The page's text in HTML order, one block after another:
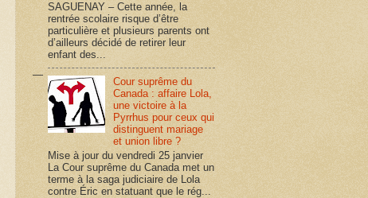
SAGUENAY – Cette année, la
rentrée scolaire risque d’être
particulière et plusieurs parents ont
d’ailleurs décidé de retirer leur
enfant des...
Cour suprême du
Canada : affaire Lola,
une victoire à la
Pyrrhus pour ceux qui
distinguent mariage
et union libre ?
Mise à jour du vendredi 25 janvier
La Cour suprême du Canada met un
terme à la saga judiciaire de Lola
contre Éric en statuant que le rég...